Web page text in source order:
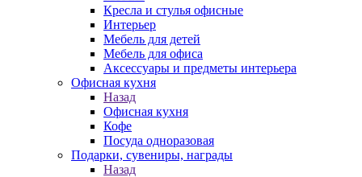
Кресла и стулья офисные
Интерьер
Мебель для детей
Мебель для офиса
Аксессуары и предметы интерьера
Офисная кухня
Назад
Офисная кухня
Кофе
Посуда одноразовая
Подарки, сувениры, награды
Назад